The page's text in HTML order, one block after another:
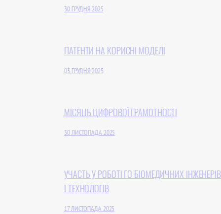
30 ГРУДНЯ 2025
ПАТЕНТИ НА КОРИСНІ МОДЕЛІ
03 ГРУДНЯ 2025
МІСЯЦЬ ЦИФРОВОЇ ГРАМОТНОСТІ
30 ЛИСТОПАДА 2025
УЧАСТЬ У РОБОТІ ГО БІОМЕДИЧНИХ ІНЖЕНЕРІВ
І ТЕХНОЛОГІВ
17 ЛИСТОПАДА 2025